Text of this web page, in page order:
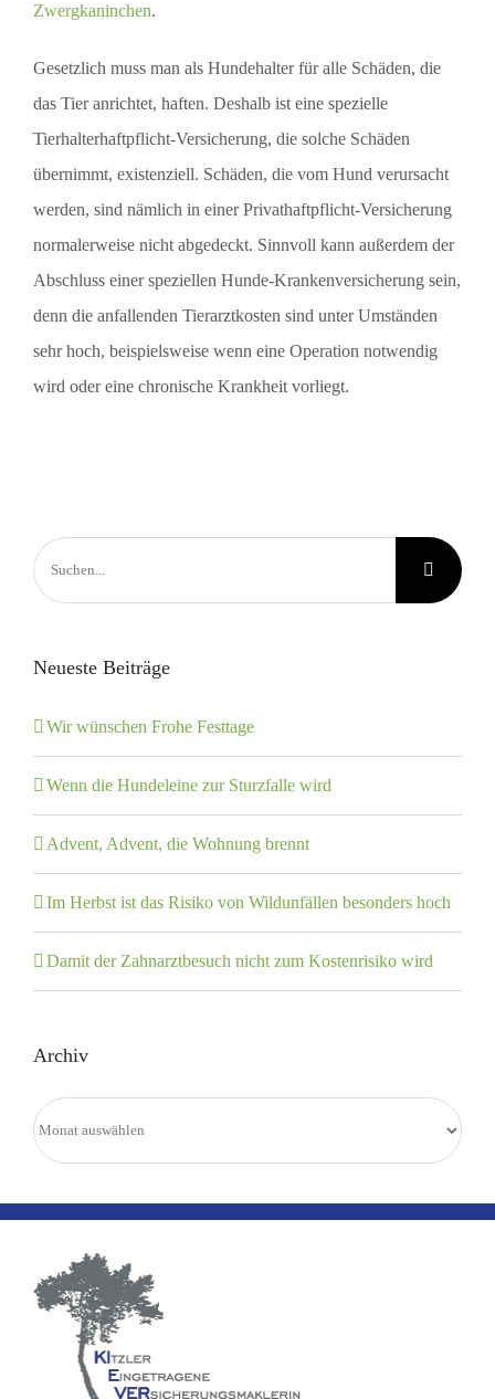
Zwergkaninchen.
Gesetzlich muss man als Hundehalter für alle Schäden, die
das Tier anrichtet, haften. Deshalb ist eine spezielle
Tierhalterhaftpflicht-Versicherung, die solche Schäden
übernimmt, existenziell. Schäden, die vom Hund verursacht
werden, sind nämlich in einer Privathaftpflicht-Versicherung
normalerweise nicht abgedeckt. Sinnvoll kann außerdem der
Abschluss einer speziellen Hunde-Krankenversicherung sein,
denn die anfallenden Tierarztkosten sind unter Umständen
sehr hoch, beispielsweise wenn eine Operation notwendig
wird oder eine chronische Krankheit vorliegt.
Suche
nach:
Neueste Beiträge
Wir wünschen Frohe Festtage
Wenn die Hundeleine zur Sturzfalle wird
Advent, Advent, die Wohnung brennt
Im Herbst ist das Risiko von Wildunfällen besonders hoch
Damit der Zahnarztbesuch nicht zum Kostenrisiko wird
Archiv
Archiv